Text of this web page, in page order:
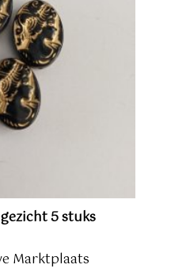
5 stuks
Marktplaats